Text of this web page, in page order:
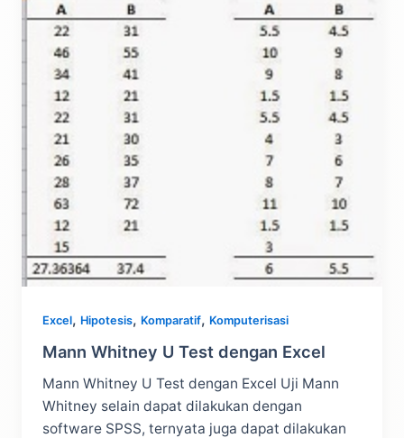
Excel, Hipotesis, Komparatif, Komputerisasi
Mann Whitney U Test dengan Excel
Mann Whitney U Test dengan Excel Uji Mann
Whitney selain dapat dilakukan dengan
software SPSS, ternyata juga dapat dilakukan